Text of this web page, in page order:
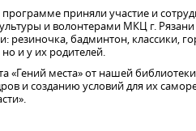
приняли участие и
и волонтерами МКЦ г.
резиночка, бадминтон, классики,
и у их родителей.
«Гений места» от нашей
и созданию условий для их